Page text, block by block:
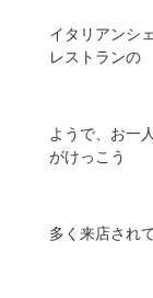
イタリアンシ
レストランの
ようで、お一
がけっこう
多く来店され